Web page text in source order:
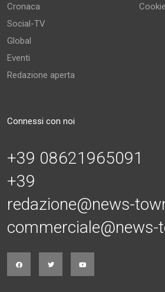
Cronaca
Social-TV
Global
Eventi
Redazione aperta
Connessi con noi
+39 08621965091
+39
redazione@news-
commerciale@news-